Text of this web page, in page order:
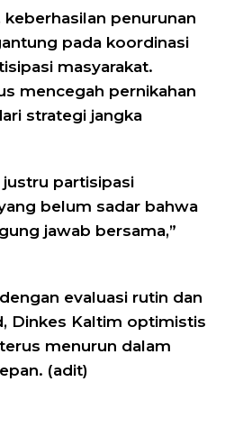
penurunan
pada koordinasi
masyarakat.
mencegah pernikahan
strategi jangka
partisipasi
belum sadar bahwa
jawab bersama,”
evaluasi rutin dan
Dinkes Kaltim optimistis
menurun dalam
(adit)